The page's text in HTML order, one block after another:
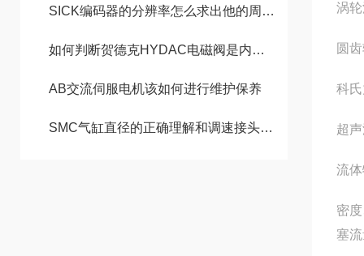
SICK编码器的分辨率怎么求出他的周期和频率？
如何判断贺德克HYDAC电磁阀是内漏还是外漏？
AB交流伺服电机该如何进行维护保养
SMC气缸直径的正确理解和调速接头是否必要
涡
圆
科
超
流
密
塞